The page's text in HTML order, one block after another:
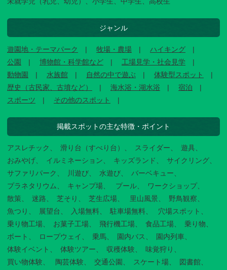
ジャンル
遊園地・テーマパーク 牧場・農場
ハイキング
公園
博物館・科学館など
工場見学・社会見学
動物園
水族館 自然の中で遊ぶ
体験型スポット
歴史（古民家、古墳など）
海水浴・湖水浴
宿泊
スポーツ
その他のスポット
掲載スポットの主な特徴・ポイント
アスレチック 滑り台（すべり台） スライダー
遊具
おみやげ
イルミネーション キッズランド
サイクリング
サファリパーク
川遊び 水遊び
バーベキュー
プラネタリウム
キャンプ場 プール
ワークショップ
散策
迷路 芝そり 芝生広場 里山風景
野鳥観察
魚つり
展望台 入場無料 駐車場無料
穴場スポット
乗り物工場
お菓子工場 飛行機工場 食品工場
乗り物
ボート
ロープウェイ 乗馬 園内バス
園内列車
体験イベント
体験ツアー 収穫体験
味覚狩り
買い物体験
陶芸体験 交通公園 スケート場 図書館